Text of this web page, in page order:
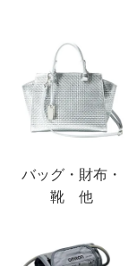
バッグ・財布・
靴 他